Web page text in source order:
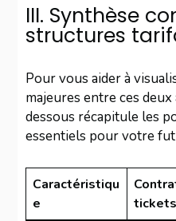
III. Synthèse
structures
Pour vous aider à
majeures entre ces
dessous récapitule les
essentiels pour votre
Caractéristiqu
e
tickets